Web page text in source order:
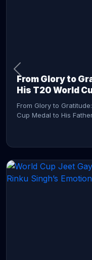
From Glory to
His T20 World
From Glory to
Cup Medal to His